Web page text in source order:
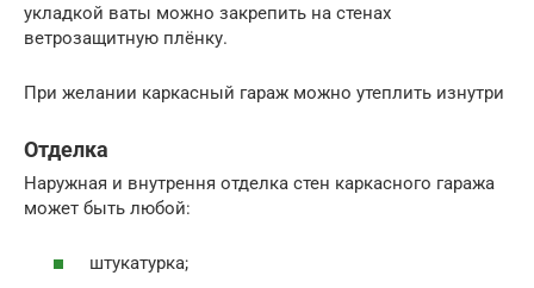
укладкой ваты можно закрепить на стенах
ветрозащитную плёнку.
При желании каркасный гараж можно утеплить изнутри
Отделка
Наружная и внутрення отделка стен каркасного гаража
может быть любой:
штукатурка;